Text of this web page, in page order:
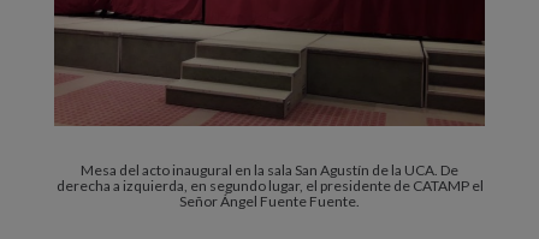
Mesa del acto inaugural en la sala San Agustín de la UCA. De
derecha a izquierda, en segundo lugar, el presidente de CATAMP el
Señor Ángel Fuente Fuente.